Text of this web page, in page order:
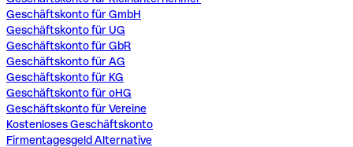
Geschäftskonto für GmbH
Geschäftskonto für UG
Geschäftskonto für GbR
Geschäftskonto für AG
Geschäftskonto für KG
Geschäftskonto für oHG
Geschäftskonto für Vereine
Kostenloses Geschäftskonto
Firmentagesgeld Alternative